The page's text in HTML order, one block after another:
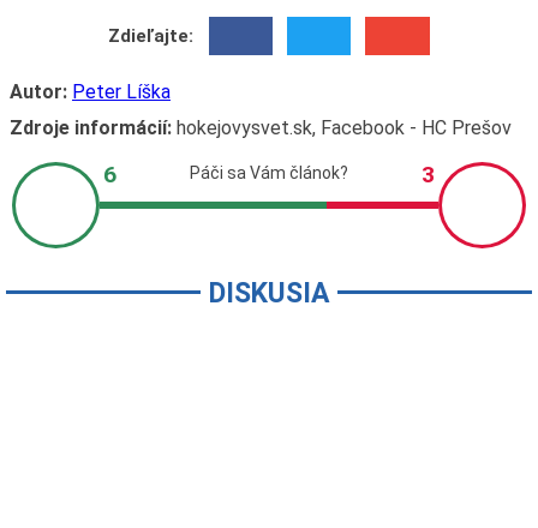
Zdieľajte:
Autor: Peter Líška
Zdroje informácií:hokejovysvet.sk, Facebook - HC Prešov
DISKUSIA